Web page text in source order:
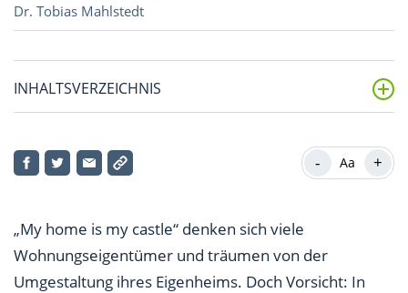
Dr. Tobias Mahlstedt
INHALTSVERZEICHNIS
2. Vorsicht beim Ausbau des Dachbodens
4. Entlüftung geht meist ohne die anderen
Eigentümer
- Aa +
„My home is my castle“ denken sich viele
Wohnungseigentümer und träumen von der
Umgestaltung ihres Eigenheims. Doch Vorsicht: In